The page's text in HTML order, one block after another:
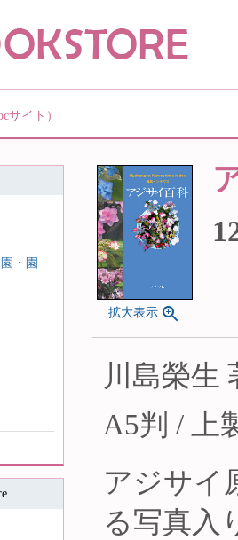
サイト）
・園
拡大表示
川島榮生
A5判 / 上
アジサイ
る写真入